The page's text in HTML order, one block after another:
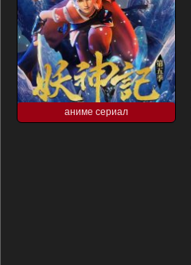
аниме сериал